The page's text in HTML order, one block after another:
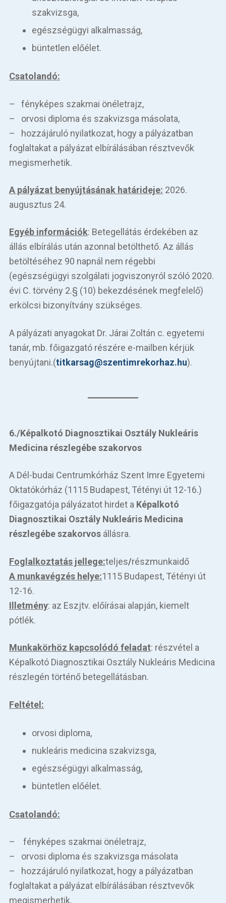
szakvizsga,
egészségügyi alkalmasság,
büntetlen előélet.
Csatolandó:
– fényképes szakmai önéletrajz,
– orvosi diploma és szakvizsga másolata,
– hozzájáruló nyilatkozat, hogy a pályázatban
foglaltakat a pályázat elbírálásában résztvevők
megismerhetik.
A pályázat benyújtásának határideje: 2026.
augusztus 24.
Egyéb információk: Betegellátás érdekében az
állás elbírálás után azonnal betölthető. Az állás
betöltéséhez 90 napnál nem régebbi
(egészségügyi szolgálati jogviszonyról szóló 2020.
évi C. törvény 2.§ (10) bekezdésének megfelelő)
erkölcsi bizonyítvány szükséges.
A pályázati anyagokat Dr. Járai Zoltán c. egyetemi
tanár, mb. főigazgató részére e-mailben kérjük
benyújtani.(titkarsag@szentimrekorhaz.hu).
6./Képalkotó Diagnosztikai Osztály Nukleáris
Medicina részlegébe szakorvos
A Dél-budai Centrumkórház Szent Imre Egyetemi
Oktatókórház (1115 Budapest, Tétényi út 12-16.)
főigazgatója pályázatot hirdet a Képalkotó
Diagnosztikai Osztály Nukleáris Medicina
részlegébe szakorvos állásra.
Foglalkoztatás jellege:teljes/részmunkaidő
A munkavégzés helye:1115 Budapest, Tétényi út
12-16.
Illetmény: az Eszjtv. előírásai alapján, kiemelt
pótlék.
Munkakörhöz kapcsolódó feladat: részvétel a
Képalkotó Diagnosztikai Osztály Nukleáris Medicina
részlegén történő betegellátásban.
Feltétel:
orvosi diploma,
nukleáris medicina szakvizsga,
egészségügyi alkalmasság,
büntetlen előélet.
Csatolandó:
– fényképes szakmai önéletrajz,
– orvosi diploma és szakvizsga másolata
– hozzájáruló nyilatkozat, hogy a pályázatban
foglaltakat a pályázat elbírálásában résztvevők
megismerhetik.